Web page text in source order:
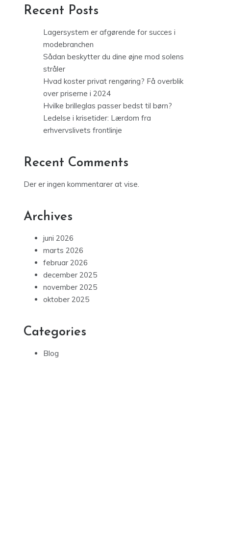
Recent Posts
Lagersystem er afgørende for succes i
modebranchen
Sådan beskytter du dine øjne mod solens
stråler
Hvad koster privat rengøring? Få overblik
over priserne i 2024
Hvilke brilleglas passer bedst til børn?
Ledelse i krisetider: Lærdom fra
erhvervslivets frontlinje
Recent Comments
Der er ingen kommentarer at vise.
Archives
juni 2026
marts 2026
februar 2026
december 2025
november 2025
oktober 2025
Categories
Blog